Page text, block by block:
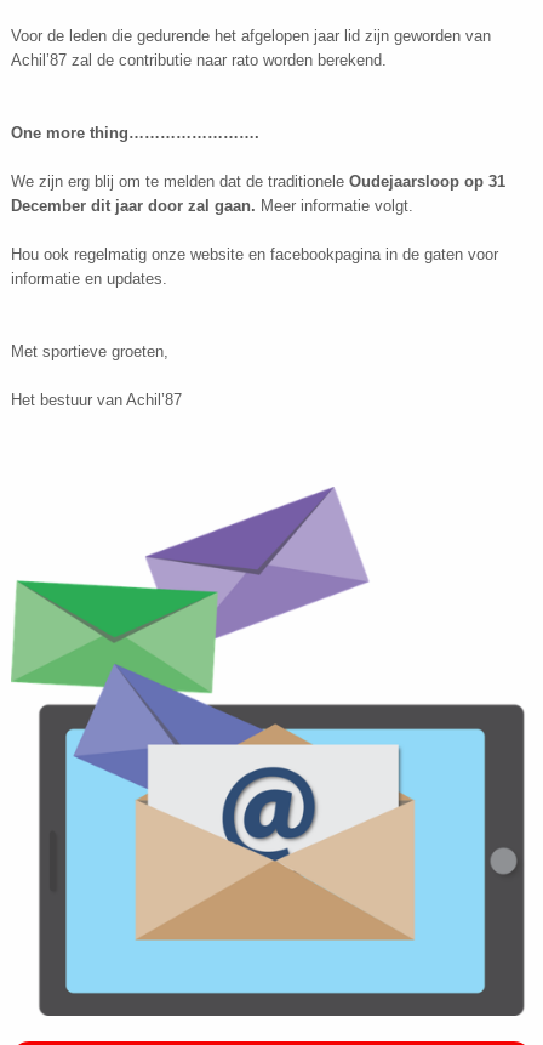
Voor de leden die gedurende het afgelopen jaar lid zijn geworden van
Achil’87 zal de contributie naar rato worden berekend.
One more thing…………………….
We zijn erg blij om te melden dat de traditionele Oudejaarsloop op 31
December dit jaar door zal gaan. Meer informatie volgt.
Hou ook regelmatig onze website en facebookpagina in de gaten voor
informatie en updates.
Met sportieve groeten,
Het bestuur van Achil’87